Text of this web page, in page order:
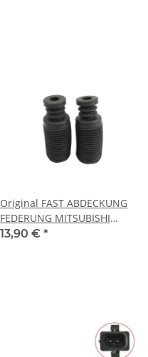
Original FAST ABDECKUNG
FEDERUNG MITSUBISHI
COLT VI 02> VORNE KOMPL.
13,90 € *